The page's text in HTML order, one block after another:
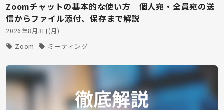
Zoomチャットの基本的な使い方｜個人宛・全員宛の送
信からファイル添付、保存まで解説
2026年8月3日(月)
Zoom ミーティング